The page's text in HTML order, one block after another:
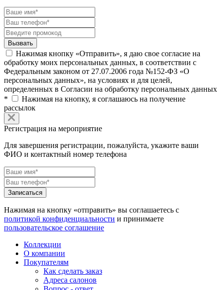
Нажимая кнопку «Отправить», я даю свое согласие на
обработку моих персональных данных, в соответствии с
Федеральным законом от 27.07.2006 года №152-ФЗ «О
персональных данных», на условиях и для целей,
определенных в Согласии на обработку персональных данных
*
Нажимая на кнопку, я соглашаюсь на получение
рассылок
Регистрация на мероприятие
Для завершения регистрации, пожалуйста, укажите ваши
ФИО и контактный номер телефона
Нажимая на кнопку «отправить» вы соглашаетесь с
политикой конфиденциальности и принимаете
пользовательское соглашение
Коллекции
О компании
Покупателям
Как сделать заказ
Адреса салонов